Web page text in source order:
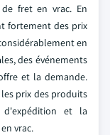
fret en vrac. En
fortement des prix
en
des événements
et la demande.
prix des produits
et la
vrac.